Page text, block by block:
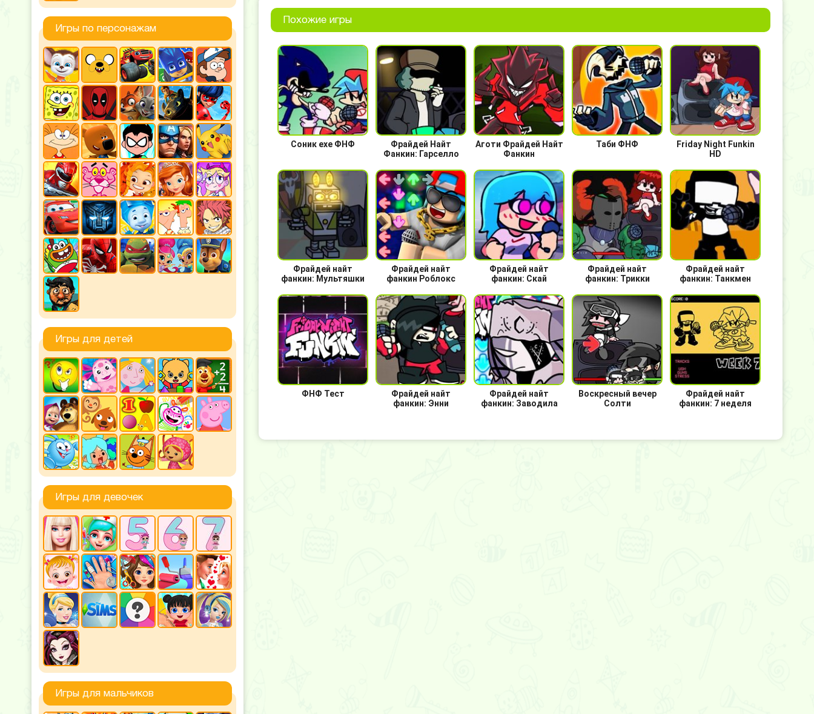
Игры по персонажам
Игры для детей
Игры для девочек
Игры для мальчиков
Похожие игры
Соник ехе ФНФ
Фрайдей Найт
Фанкин: Гарселло
Аготи Фрайдей Найт
Фанкин
Таби ФНФ
Friday Night Funkin
HD
Фрайдей найт
фанкин: Мультяшки
Фрайдей найт
фанкин Роблокс
Фрайдей найт
фанкин: Скай
Фрайдей найт
фанкин: Трикки
Фрайдей найт
фанкин: Танкмен
ФНФ Тест
Фрайдей найт
фанкин: Энни
Фрайдей найт
фанкин: Заводила
Воскресный вечер
Солти
Фрайдей найт
фанкин: 7 неделя